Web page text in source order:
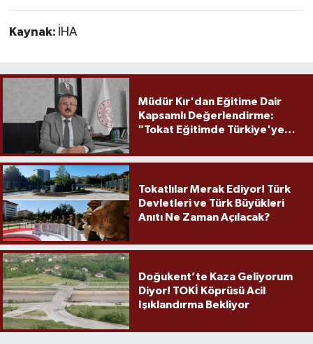
Kaynak: İHA
Müdür Kır'dan Eğitime Dair
Kapsamlı Değerlendirme:
"Tokat Eğitimde Türkiye'ye
Tokatlılar Merak Ediyor! Türk
Devletleri ve Türk Büyükleri
Anıtı Ne Zaman Açılacak?
Doğukent’te Kaza Geliyorum
Diyor! TOKİ Köprüsü Acil
Işıklandırma Bekliyor